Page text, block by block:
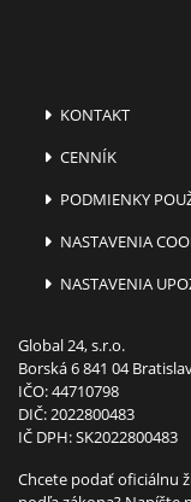
KONTAKT
CENNÍK
PODMIENKY
NASTAVENIA
NASTAVENIA
Global 24, s.r.o.
Borská 6 841 04
IČO: 44710798
DIČ: 2022800483
IČ DPH: SK2022800483
Chcete podať oficiálnu